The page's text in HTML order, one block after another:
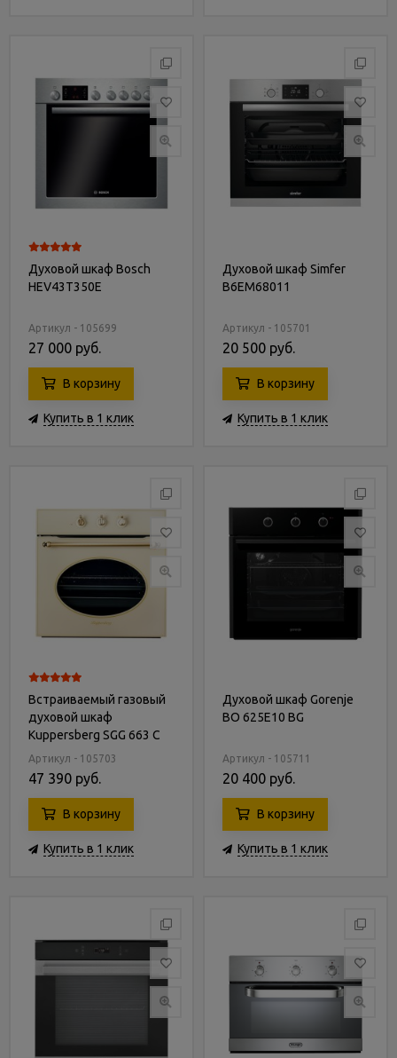
Духовой шкаф Bosch
HEV43T350E
Артикул - 105699
27 000 руб.
В корзину
Купить в 1 клик
Духовой шкаф Simfer
B6EM68011
Артикул - 105701
20 500 руб.
В корзину
Купить в 1 клик
Встраиваемый газовый
духовой шкаф
Kuppersberg SGG 663 C
Bronze
Артикул - 105703
47 390 руб.
В корзину
Купить в 1 клик
Духовой шкаф Gorenje
BO 625E10 BG
Артикул - 105711
20 400 руб.
В корзину
Купить в 1 клик